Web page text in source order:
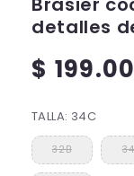
detalles
Precio
$
TALLA: 34C
32B